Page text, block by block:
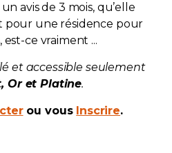
Contact
avis de 3 mois, qu’elle
une résidence pour
est-ce vraiment ...
et accessible seulement
Or et Platine.
ou vous Inscrire.